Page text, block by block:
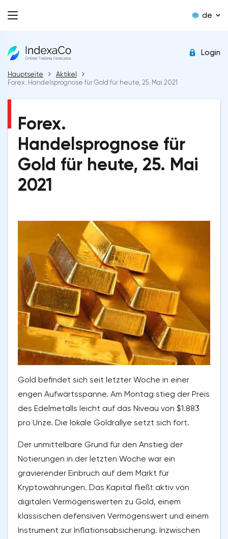
de
Login
Hauptseite
Aktikel
Forex. Handelsprognose für Gold für heute, 25. Mai 2021
Forex.
Handelsprognose für
Gold für heute, 25. Mai
2021
Gold befindet sich seit letzter Woche in einer
engen Aufwärtsspanne. Am Montag stieg der Preis
des Edelmetalls leicht auf das Niveau von $1.883
pro Unze. Die lokale Goldrallye setzt sich fort.
Der unmittelbare Grund für den Anstieg der
Notierungen in der letzten Woche war ein
gravierender Einbruch auf dem Markt für
Kryptowährungen. Das Kapital fließt aktiv von
digitalen Vermögenswerten zu Gold, einem
klassischen defensiven Vermögenswert und einem
Instrument zur Inflationsabsicherung. Inzwischen